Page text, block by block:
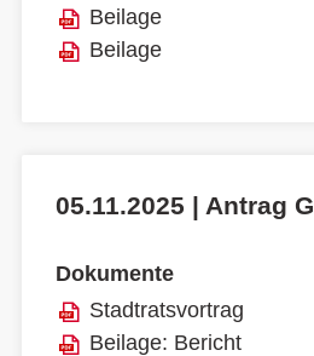
Beilage
Beilage
05.11.2025 | Antrag
Dokumente
Stadtratsvortrag
Beilage: Bericht